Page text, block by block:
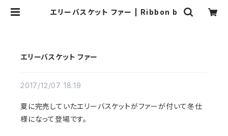
エリーバスケット ファー | Ribbon b
エリーバスケット ファー
2017/12/07 18:19
夏に完売していたエリーバスケットがファーが付いて冬仕
様になって登場です。